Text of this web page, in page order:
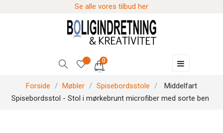
Se alle vores tilbud her
0
Skift
☰
Forside Møbler Spisebordsstole
Middelfart
Spisebordsstol - Stol i mørkebrunt microfiber med sorte ben